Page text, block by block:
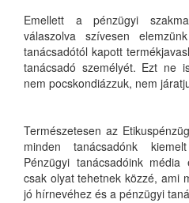
Emellett a pénzügyi
válaszolva szívesen
tanácsadótól kapott
tanácsadó személyét. Ezt ne
nem pocskondiázzuk, nem
Természetesen az
minden tanácsadónk
Pénzügyi tanácsadóink
csak olyat tehetnek közzé, ami
jó hírnevéhez és a pénzügyi